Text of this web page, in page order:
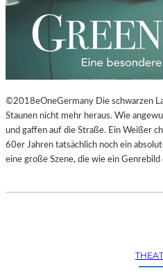
©2018eOneGermany Die schwarzen
Staunen nicht mehr heraus. Wie
und gaffen auf die Straße. Ein Weißer
60er Jahren tatsächlich noch ein
eine große Szene, die wie ein